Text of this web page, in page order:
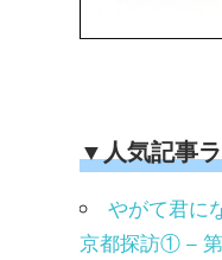
▼人気記事
やがて君に
京都探訪① –